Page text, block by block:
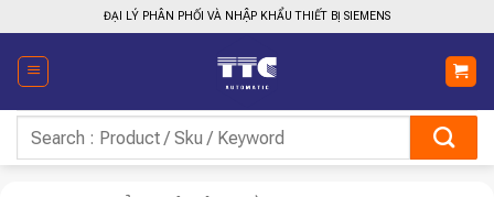
qua
nội
dung
ĐẠI LÝ PHÂN PHỐI VÀ NHẬP KHẨU THIẾT BỊ SIEMENS
kiếm: